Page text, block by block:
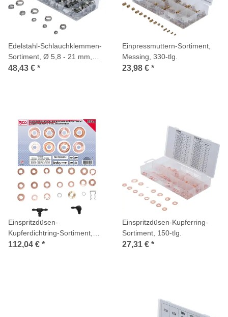
Edelstahl-Schlauchklemmen-
Sortiment, Ø 5,8 - 21 mm,
170-tlg.
48,43 € *
Einpressmuttern-Sortiment,
Messing, 330-tlg.
23,98 € *
Einspritzdüsen-
Kupferdichtring-Sortiment,
551-tlg.
112,04 € *
Einspritzdüsen-Kupferring-
Sortiment, 150-tlg.
27,31 € *